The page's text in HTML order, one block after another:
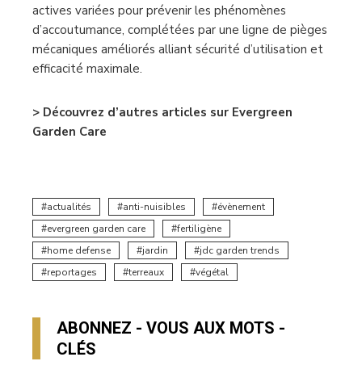
actives variées pour prévenir les phénomènes
d’accoutumance, complétées par une ligne de pièges
mécaniques améliorés alliant sécurité d’utilisation et
efficacité maximale.
> Découvrez d’autres articles sur Evergreen
Garden Care
actualités anti-nuisibles
évènement
evergreen garden care
fertiligène
home defense
jardin
jdc garden trends
reportages
terreaux végétal
ABONNEZ - VOUS AUX MOTS -
CLÉS